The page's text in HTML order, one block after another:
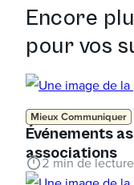
Encore
pour vos
Mieux Communiquer
Événements
associations
2 min de lecture